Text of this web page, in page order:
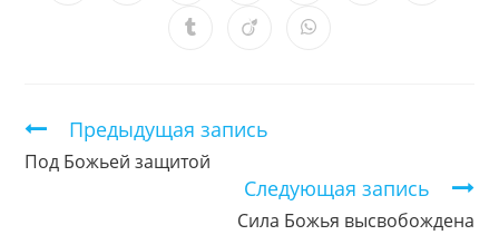
новом
в
новомновомновом
Открывается
ОткрываетсяОткрывается
Продолжить
чтение
Предыдущая запись
Под Божьей защитой
Следующая запись
Сила Божья высвобождена